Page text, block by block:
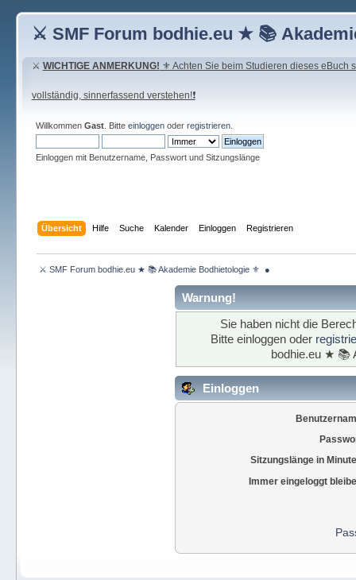
⚔ SMF Forum bodhie.eu ★ 📚
⚔ WICHTIGE ANMERKUNG! ⚜ Achten Sie beim Studieren dieses eBuch
vollständig, sinnerfassend verstehen!❗
Willkommen Gast. Bitte einloggenoder registrieren.
Einloggen mit Benutzername, Passwort und Sitzungslänge
Übersicht Hilfe Suche Kalender Einloggen Registrieren
⚔ SMF Forum bodhie.eu ★ 📚 Akademie Bodhietologie ⚜  ●
Warnung!
Sie haben nicht die
Bitte einloggen oder
bodhie.eu ★ 📚
Einloggen
Sitzungslänge in
Immer eingeloggt